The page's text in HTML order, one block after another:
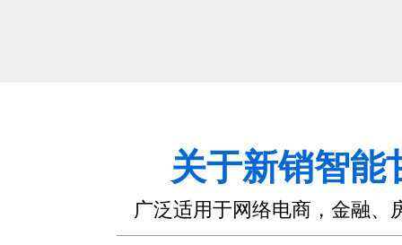
关于新销智
广泛适用于网络电商，金融